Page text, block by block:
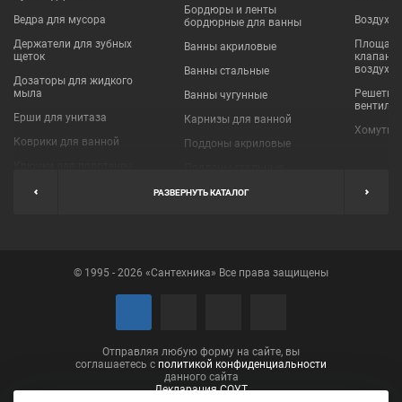
Ведра для мусора
Держатели для зубных
щеток
Дозаторы для жидкого
мыла
Ерши для унитаза
Коврики для ванной
Мыльницы
Полотенцедержатели
Сушилки для белья
Бордюры и ленты
бордюрные для ванны
Ванны акриловые
Ванны стальные
Ванны чугунные
Карнизы для ванной
Поддоны акриловые
Пробки для ванн
клапаны
Решетки
Хомуты
РАЗВЕРНУТЬ КАТАЛОГ
© 1995 - 2026 «Сантехника» Все права защищены
Отправляя любую форму на сайте, вы
соглашаетесь с политикой конфиденциальности
данного сайта
Декларация СОУТ